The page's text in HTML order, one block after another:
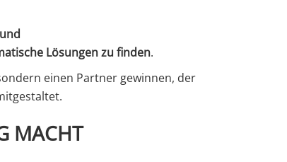
Lösungen zu finden.
einen Partner gewinnen, der
MACHT